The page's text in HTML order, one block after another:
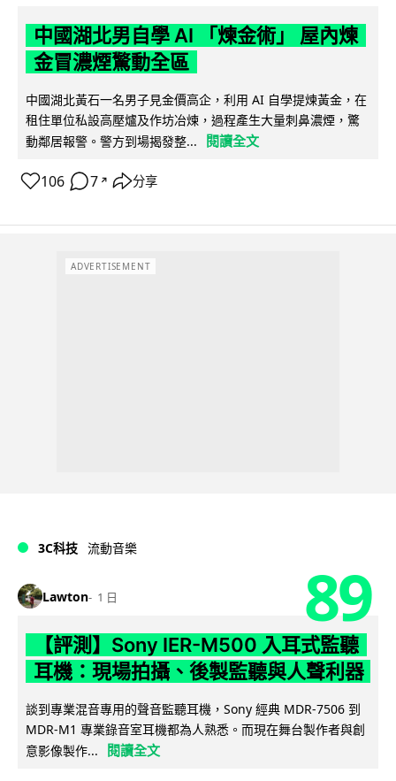
中國湖北男自學 AI 「煉金術」 屋內煉
金冒濃煙驚動全區
中國湖北黃石一名男子見金價高企，利用 AI 自學提煉黃金，在
租住單位私設高壓爐及作坊冶煉，過程產生大量刺鼻濃煙，驚
動鄰居報警。警方到場揭發整...
閱讀全文
106 7 ↗ 分享
ADVERTISEMENT
3C科技 流動音樂
Lawton 1 日 89
【評測】Sony IER-M500 入耳式監聽
耳機：現場拍攝、後製監聽與人聲利器
談到專業混音專用的聲音監聽耳機，Sony 經典 MDR-7506 到
MDR-M1 專業錄音室耳機都為人熟悉。而現在舞台製作者與創
意影像製作...
閱讀全文